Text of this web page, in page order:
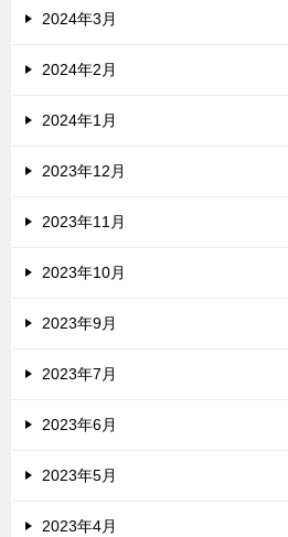
2024年3月
2024年2月
2024年1月
2023年12月
2023年11月
2023年10月
2023年9月
2023年7月
2023年6月
2023年5月
2023年4月